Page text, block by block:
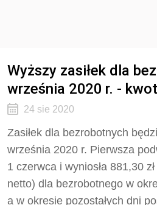
Wyższy zasiłek dla
września 2020 r. -
24 sie 2020
Zasiłek dla bezrobotnych
września 2020 r. Pierwsza
1 czerwca i wyniosła 881,30
netto) dla bezrobotnego w
a w okresie pozostałych dni